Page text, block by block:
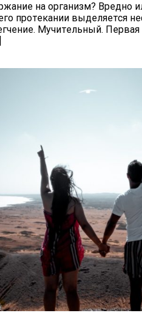
на организм? Вредно
протекании выделяется
Мучительный.